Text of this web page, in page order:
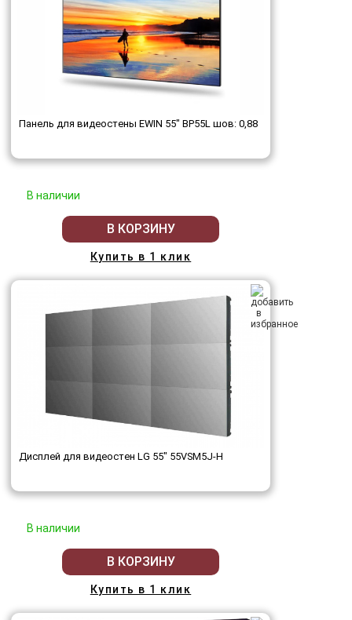
Панель для видеостены EWIN 55" BP55L шов: 0,88
В наличии
В КОРЗИНУ
Купить в 1 клик
Дисплей для видеостен LG 55" 55VSM5J-H
В наличии
В КОРЗИНУ
Купить в 1 клик